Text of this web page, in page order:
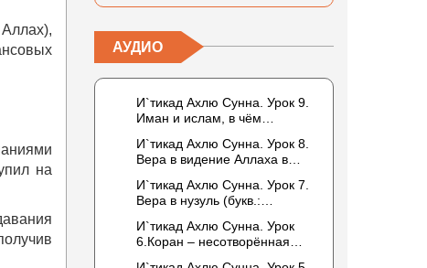
на
АУДИО
И`тикад Ахлю Сунна. Урок 9.
Иман и ислам, в чём
то обитателем Рая или Ада?
И`тикад Ахлю Сунна. Урок 8.
Вера в видение Аллаха в
Отрицание телесности Абу
Бакром аль-Исмаили.
Отрицание телесности в
книге Усмана ибн Саида ад-
Дарими. Иман – это слова,
И`тикад Ахлю Сунна. Урок 7.
Вера в нузуль (букв.:
Усмана ибн Саида ад-Дарими
о нузуле. Считал ли ад-
Дарими, что Аллах
И`тикад Ахлю Сунна. Урок
6.Коран – несотворённая